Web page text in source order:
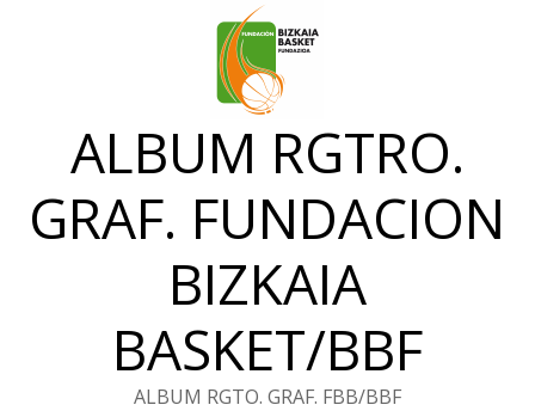
ALBUM RGTRO.
GRAF. FUNDACION
BIZKAIA
BASKET/BBF
ALBUM RGTO. GRAF. FBB/BBF